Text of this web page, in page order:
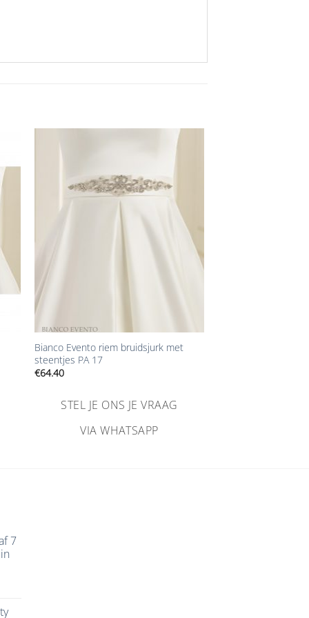
toevoegen
Bianco Evento riem bruidsjurk met
steentjes PA 17
€64.40
STEL JE ONS JE VRAAG
VIA WHATSAPP
7